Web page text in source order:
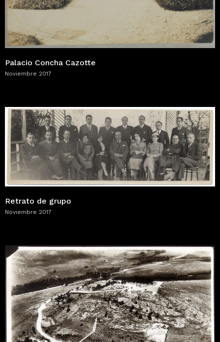
Palacio Concha Cazotte
Noviembre 2017
Retrato de grupo
Noviembre 2017